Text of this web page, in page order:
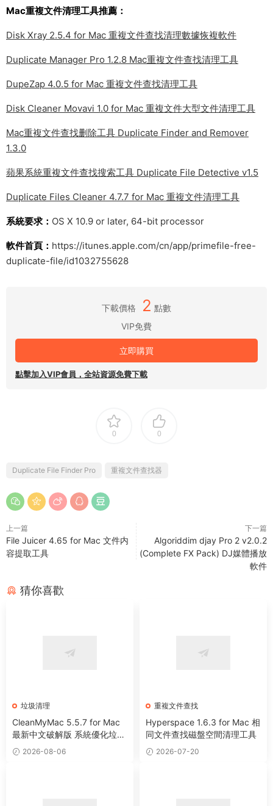
Mac重複文件清理工具推薦：
Disk Xray 2.5.4 for Mac 重複文件查找清理數據恢複軟件
Duplicate Manager Pro 1.2.8 Mac重複文件查找清理工具
DupeZap 4.0.5 for Mac 重複文件查找清理工具
Disk Cleaner Movavi 1.0 for Mac 重複文件大型文件清理工具
Mac重複文件查找删除工具 Duplicate Finder and Remover
1.3.0
蘋果系統重複文件查找搜索工具 Duplicate File Detective v1.5
Duplicate Files Cleaner 4.7.7 for Mac 重複文件清理工具
系統要求： OS X 10.9 or later, 64-bit processor
軟件首頁： https://itunes.apple.com/cn/app/primefile-free-
duplicate-file/id1032755628
下載價格 2 點數
VIP免費
立即購買
點擊加入VIP會員，全站資源免費下載
0 0
Duplicate File Finder Pro 重複文件查找器
上一篇
File Juicer 4.65 for Mac 文件内
容提取工具
下一篇
Algoriddim djay Pro 2 v2.0.2
(Complete FX Pack) DJ媒體播放
軟件
猜你喜歡
垃圾清理
CleanMyMac 5.5.7 for Mac
最新中文破解版 系統優化垃圾
清理工具
2026-08-06
重複文件查找
Hyperspace 1.6.3 for Mac 相
同文件查找磁盤空間清理工具
2026-07-20